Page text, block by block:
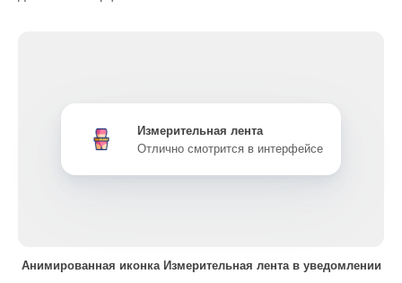
Измерительная лента
Отлично смотрится в интерфейсе
Анимированная иконка Измерительная лента в уведомлении